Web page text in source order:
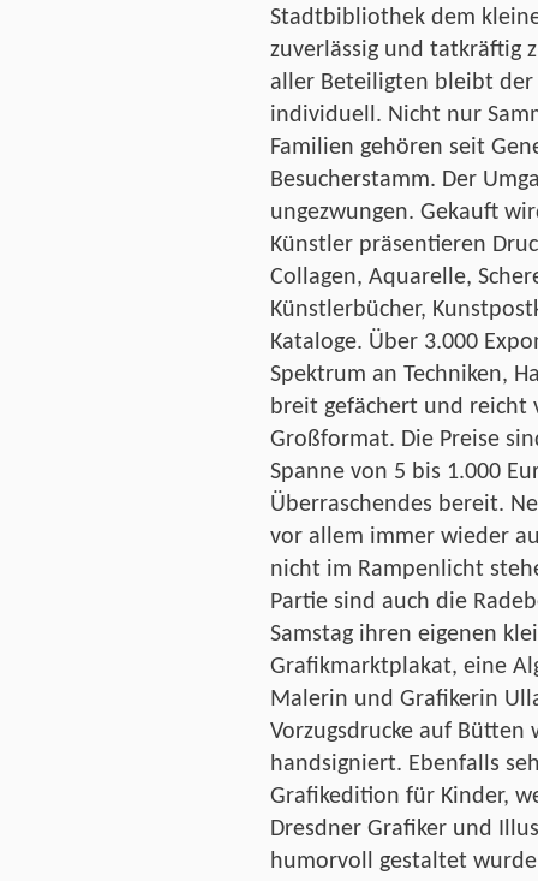
Stadtbibliothek dem
zuverlässig und tatkräftig
aller Beteiligten bleibt
individuell. Nicht nur
Familien gehören seit
Besucherstamm. Der
ungezwungen. Gekauft
Künstler präsentieren
Collagen, Aquarelle,
Künstlerbücher,
Kataloge. Über 3.000
Spektrum an Techniken,
breit gefächert und reicht
Großformat. Die Preise
Spanne von 5 bis 1.000
Überraschendes bereit.
vor allem immer wieder
nicht im Rampenlicht
Partie sind auch die
Samstag ihren eigenen
Grafikmarktplakat, eine
Malerin und Grafikerin
Vorzugsdrucke auf
handsigniert. Ebenfalls
Grafikedition für Kinder,
Dresdner Grafiker und
humorvoll gestaltet